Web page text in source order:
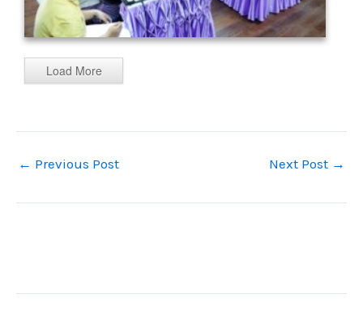
Load More
← Previous Post Next Post →